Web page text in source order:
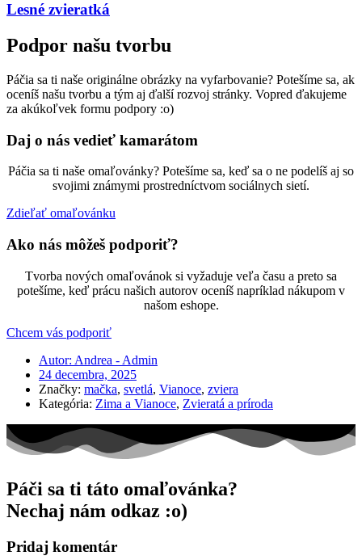
Lesné zvieratká
Podpor našu tvorbu
Páčia sa ti naše originálne obrázky na vyfarbovanie? Potešíme sa, ak
oceníš našu tvorbu a tým aj ďalší rozvoj stránky. Vopred ďakujeme
za akúkoľvek formu podpory :o)
Daj o nás vedieť kamarátom
Páčia sa ti naše omaľovánky? Potešíme sa, keď sa o ne podelíš aj so
svojimi známymi prostredníctvom sociálnych sietí.
Zdieľať omaľovánku
Ako nás môžeš podporiť?
Tvorba nových omaľovánok si vyžaduje veľa času a preto sa
potešíme, keď prácu našich autorov oceníš napríklad nákupom v
našom eshope.
Chcem vás podporiť
Autor: Andrea - Admin
24 decembra, 2025
Značky: mačka, svetlá, Vianoce, zviera
Kategória: Zima a Vianoce, Zvieratá a príroda
Páči sa ti táto omaľovánka?
Nechaj nám odkaz :o)
Pridaj komentár